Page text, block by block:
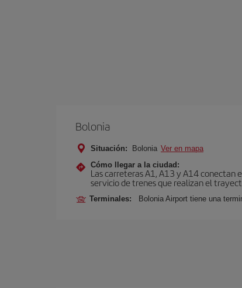
Bolonia
Situación: Bolonia Ver en mapa
Cómo llegar a la ciudad:
Las carreteras A1, A13 y A14 conectan
servicio de trenes que realizan el
Terminales: Bolonia Airport tiene una